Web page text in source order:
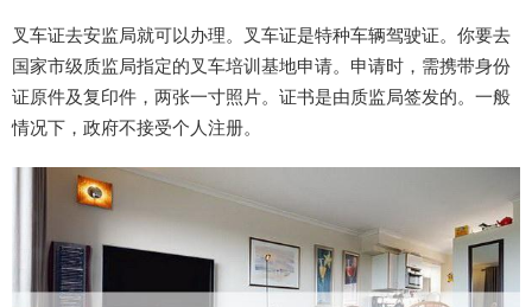
叉车证去安监局就可以办理。叉车证是特种车辆驾驶证。你要去
国家市级质监局指定的叉车培训基地申请。申请时，需携带身份
证原件及复印件，两张一寸照片。证书是由质监局签发的。一般
情况下，政府不接受个人注册。